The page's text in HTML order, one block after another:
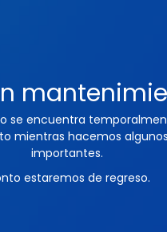
se encuentra
mientras hacemos
importantes.
estaremos de regreso.